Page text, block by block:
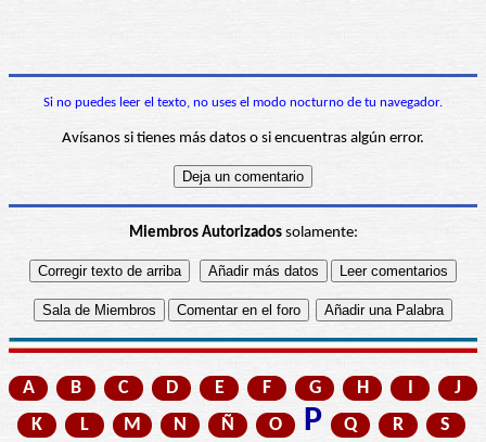
Si no puedes leer el texto, no uses el modo nocturno de tu navegador.
Avísanos si tienes más datos o si encuentras algún error.
Miembros Autorizadossolamente:
A B C D E F G H I
J
K
L M N Ñ O P Q R
S